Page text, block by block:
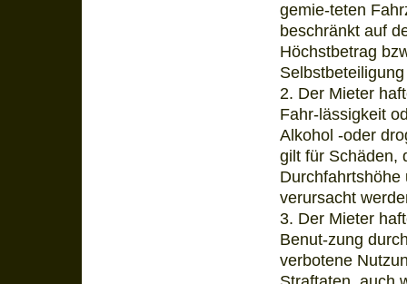
gemie-teten
beschränkt auf
Höchstbetrag
2. Der Mieter
Fahr-lässigkeit
Alkohol -oder
gilt für Schäden,
Durchfahrtshöhe
verursacht
3. Der Mieter
Benut-zung
verbotene